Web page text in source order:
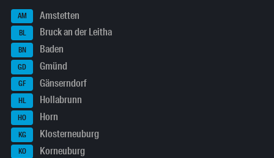
AM Amstetten
BL Bruck an der Leitha
BN Baden
GD Gmünd
GF Gänserndorf
HL Hollabrunn
HO Horn
KG Klosterneuburg
KO Korneuburg